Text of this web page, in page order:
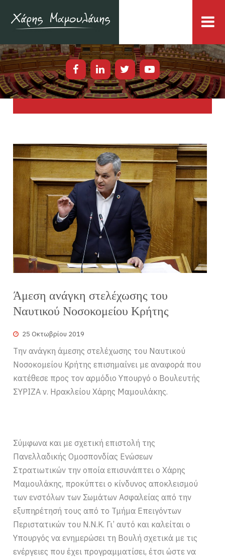
Άμεση ανάγκη στελέχωσης του
Ναυτικού Νοσοκομείου Κρήτης
25 Οκτωβρίου 2019
Την ανάγκη άμεσης στελέχωσης του Ναυτικού
Νοσοκομείου Κρήτης επισημαίνει με αναφορά που
κατέθεσε προς τον αρμόδιο Υπουργό ο Βουλευτής
ΣΥΡΙΖΑ ν. Ηρακλείου Χάρης Μαμουλάκης.
Σύμφωνα και με σχετική επιστολή της
Πανελλαδικής Ομοσπονδίας Ενώσεων
Στρατιωτικών την οποία επισυνάπτει ο Χάρης
Μαμουλάκης, προκύπτει ο κίνδυνος αποκλεισμού
των ενστόλων των Σωμάτων Ασφαλείας από την
εξυπηρέτησή τους από το Τμήμα Επειγόντων
Περιστατικών του Ν.Ν.Κ. Γι’ αυτό και καλείται ο
Υπουργός να ενημερώσει τη Βουλή σχετικά με τις
ενέργειες που έχει προγραμματίσει, έτσι ώστε να